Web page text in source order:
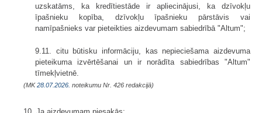
uzskatāms, ka kredītiestāde ir apliecinājusi, ka dzīvokļu
īpašnieku kopība, dzīvokļu īpašnieku pārstāvis vai
namīpašnieks var pieteikties aizdevumam sabiedrībā "Altum";
9.11. citu būtisku informāciju, kas nepieciešama aizdevuma
pieteikuma izvērtēšanai un ir norādīta sabiedrības "Altum"
tīmekļvietnē.
(MK28.07.2026. noteikumu Nr. 426 redakcijā)